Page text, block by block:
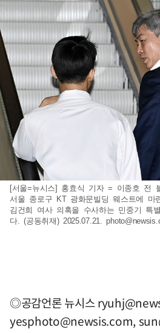
[서울=뉴시스] 홍효식 기자 = 이종호 전
서울 종로구 KT 광화문빌딩 웨스트에 마
김건희 여사 의혹을 수사하는 민중기 특
다. (공동취재) 2025.07.21.
◎공감언론 뉴시스
yesphoto@newsis.com,